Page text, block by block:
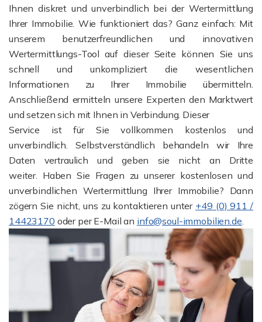
Ihnen diskret und unverbindlich bei der Wertermittlung
Ihrer Immobilie. Wie funktioniert das? Ganz einfach: Mit
unserem benutzerfreundlichen und innovativen
Wertermittlungs-Tool auf dieser Seite können Sie uns
schnell und unkompliziert die wesentlichen
Informationen zu Ihrer Immobilie übermitteln.
Anschließend ermitteln unsere Experten den Marktwert
und setzen sich mit Ihnen in Verbindung. Dieser
Service ist für Sie vollkommen kostenlos und
unverbindlich. Selbstverständlich behandeln wir Ihre
Daten vertraulich und geben sie nicht an Dritte
weiter. Haben Sie Fragen zu unserer kostenlosen und
unverbindlichen Wertermittlung Ihrer Immobilie? Dann
zögern Sie nicht, uns zu kontaktieren unter +49 (0) 911 /
14423170 oder per E-Mail an info@soul-immobilien.de